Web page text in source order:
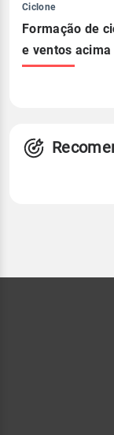
Ciclone
Formação de
e ventos